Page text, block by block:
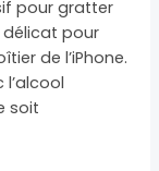
pour gratter
délicat pour
de l’iPhone.
soit